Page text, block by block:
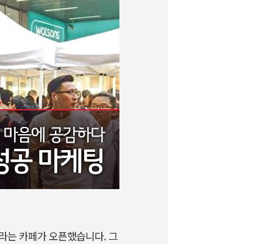
는 카페가 오픈했습니다. 그